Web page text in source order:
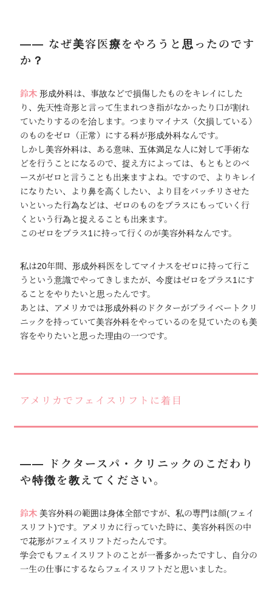
―― なぜ美容医療をやろうと思ったのです
か？
鈴木形成外科は、事故などで損傷したものをキレイにした
り、先天性奇形と言って生まれつき指がなかったり口が割れ
ていたりするのを治します。つまりマイナス（欠損している）
のものをゼロ（正常）にする科が形成外科なんです。
しかし美容外科は、ある意味、五体満足な人に対して手術な
どを行うことになるので、捉え方によっては、もともとのベ
ースがゼロと言うことも出来ますよね。ですので、よりキレイ
になりたい、より鼻を高くしたい、より目をパッチリさせた
いといった行為などは、ゼロのものをプラスにもっていく行
くという行為と捉えることも出来ます。
このゼロをプラス1に持って行くのが美容外科なんです。
私は20年間、形成外科医をしてマイナスをゼロに持って行こ
うという意識でやってきしまたが、今度はゼロをプラス1にす
ることをやりたいと思ったんです。
あとは、アメリカでは形成外科のドクターがプライベートクリ
ニックを持っていて美容外科をやっているのを見ていたのも美
容をやりたいと思った理由の一つです。
アメリカでフェイスリフトに着目
―― ドクタースパ・クリニックのこだわり
や特徴を教えてください。
鈴木 美容外科の範囲は身体全部ですが、私の専門は顔(フェイ
スリフト)です。アメリカに行っていた時に、美容外科医の中
で花形がフェイスリフトだったんです。
学会でもフェイスリフトのことが一番多かったですし、自分の
一生の仕事にするならフェイスリフトだと思いました。